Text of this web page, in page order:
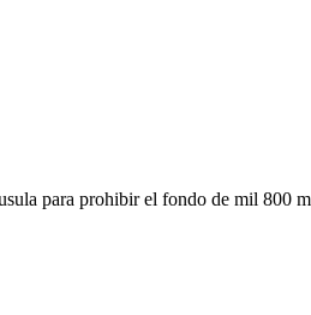
para prohibir el fondo de mil 800